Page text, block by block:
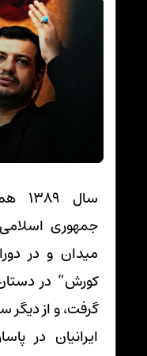
جمهوری
میدان و در
کورش” در
گرفت، و از
ایرانیان در